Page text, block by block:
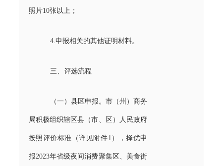
照片10张以上；
4.申报相关的其他证明材料。
三、评选流程
（一）县区申报。市（州）商务
局积极组织辖区县（市、区）人民政府
按照评价标准（详见附件1），择优申
报2023年省级夜间消费聚集区、美食街